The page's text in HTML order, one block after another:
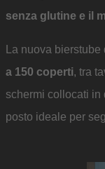
senza glutine e il
La nuova
a 150 coperti, tra
schermi collocati in
posto ideale per